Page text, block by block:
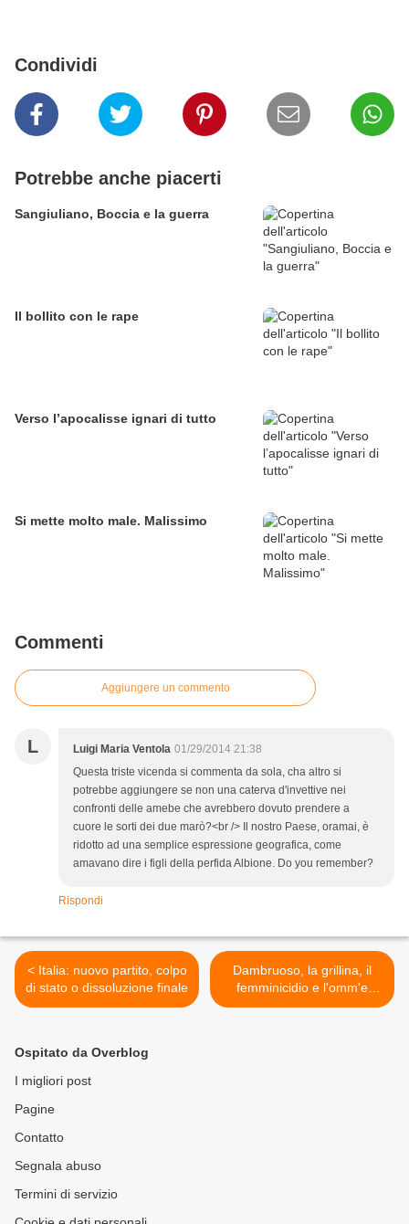
Condividi
Potrebbe anche piacerti
Sangiuliano, Boccia e la guerra
Il bollito con le rape
Verso l’apocalisse ignari di tutto
Si mette molto male. Malissimo
Commenti
Aggiungere un commento
L Luigi Maria Ventola 01/29/2014 21:38
Questa triste vicenda si commenta da sola, cha altro si
potrebbe aggiungere se non una caterva d'invettive nei
confronti delle amebe che avrebbero dovuto prendere a
cuore le sorti dei due marò?<br /> Il nostro Paese, oramai, è
ridotto ad una semplice espressione geografica, come
amavano dire i figli della perfida Albione. Do you remember?
Rispondi
< Italia: nuovo partito, colpo
di stato o dissoluzione finale
Dambruoso, la grillina, il
femminicidio e l'omm'e
merd >
Ospitato da Overblog
I migliori post
Pagine
Contatto
Segnala abuso
Termini di servizio